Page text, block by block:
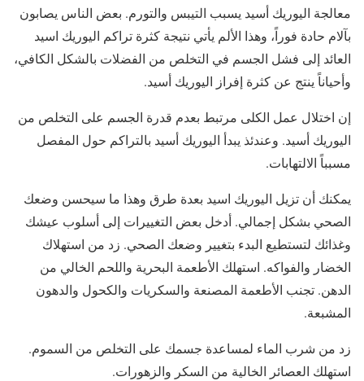
معالجة اليوريك أسيد يسبب التيبس والتورم. بعض الناس يصابون
بآلام حادة فوراً، وهذا الألم يأتي نتيجة كثرة تراكم اليوريك اسيد
العائد إلى فشل الجسم في التخلص من الفضلات بالشكل الكافي،
وأحياناً ينتج عن كثرة إفراز اليوريك أسيد.
إن اختلال عمل الكلى مرتبط بعدم قدرة الجسم على التخلص من
اليوريك أسيد. وعندئذ يبدأ اليوريك أسيد بالتراكم حول المفصل
مسبباً الالتهابات.
يمكنك أن تزيل اليوريك اسيد بعدة طرق وهذا ما سيحسن وضعك
الصحي بشكل إجمالي. أدخل بعض التغييرات إلى أسلوب عيشك
وغذائك لتستطيع البدء بتغيير وضعك الصحي. زد من استهلاك
الخضار والفواكه. استهلك الأطعمة البحرية واللحم الخالي من
الدهن. تجنب الأطعمة المصنعة والسكريات والكحول والدهون
المشبعة.
زد من شرب الماء لمساعدة جسمك على التخلص من السموم.
استهلك العصائر الخالية من السكر والزهورات.